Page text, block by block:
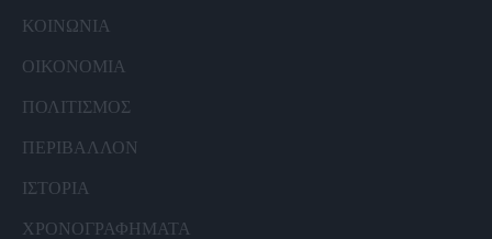
ΚΟΙΝΩΝΙΑ
ΟΙΚΟΝΟΜΙΑ
ΠΟΛΙΤΙΣΜΟΣ
ΠΕΡΙΒΑΛΛΟΝ
ΙΣΤΟΡΙΑ
ΧΡΟΝΟΓΡΑΦΗΜΑΤΑ